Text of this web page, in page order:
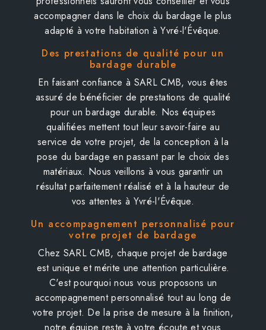
accompagner dans le choix du bardage le plus
adapté à votre habitation à Yvré-l'Évêque.
Des prestations de qualité pour un
bardage durable
En faisant confiance à SARL CMB, vous êtes
assuré de bénéficier de prestations de qualité
pour un bardage durable. Nos équipes
qualifiées mettent tout leur savoir-faire au
service de votre projet, de la conception à la
pose du bardage en passant par le choix des
matériaux. Nous veillons à vous garantir un
résultat parfaitement réalisé et à la hauteur de
vos attentes à Yvré-l'Évêque.
Un accompagnement personnalisé pour
votre projet de bardage
Chez SARL CMB, chaque projet de bardage
est unique et mérite une attention particulière.
C'est pourquoi nous vous proposons un
accompagnement personnalisé tout au long de
votre projet. De la prise de mesure à la finition,
notre équipe reste à votre écoute et vous